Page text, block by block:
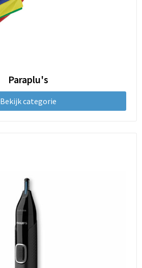
Paraplu's
Bekijk categorie